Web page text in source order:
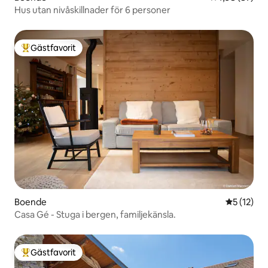
Hus utan nivåskillnader för 6 personer
Populär gästfavorit
Gästfavorit
Boende 5 av 5 i
5 (12)
Casa Gé - Stuga i bergen, familjekänsla.
Populär gästfavorit
Gästfavorit